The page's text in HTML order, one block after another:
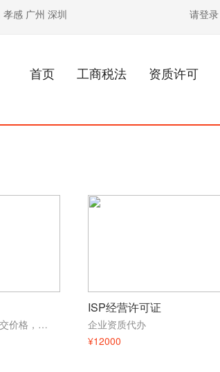
孝感 广州 深圳 请登录
首页 工商税法 资质许可
本产品标价并非成交价格，因地区和经营状况不同需要沟通，欢迎咨询顾问为您量身定制！
ISP经营许可证
企业资质代办
¥12000